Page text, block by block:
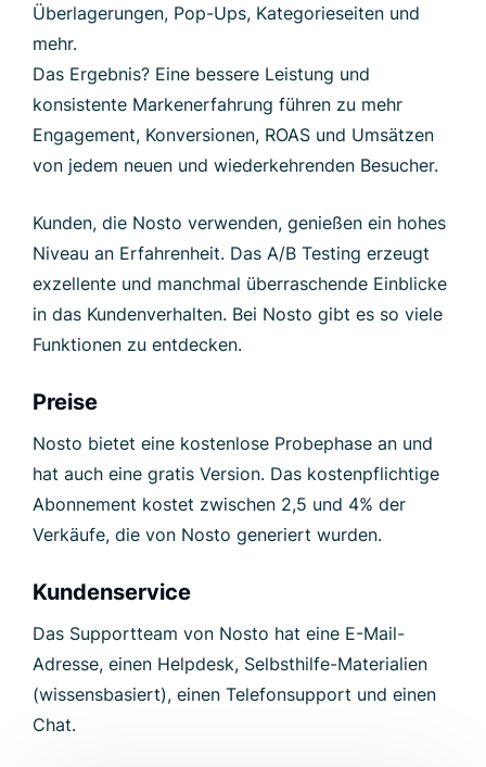
Überlagerungen, Pop-Ups, Kategorieseiten und
mehr.
Das Ergebnis? Eine bessere Leistung und
konsistente Markenerfahrung führen zu mehr
Engagement, Konversionen, ROAS und Umsätzen
von jedem neuen und wiederkehrenden Besucher.
Kunden, die Nosto verwenden, genießen ein hohes
Niveau an Erfahrenheit. Das A/B Testing erzeugt
exzellente und manchmal überraschende Einblicke
in das Kundenverhalten. Bei Nosto gibt es so viele
Funktionen zu entdecken.
Preise
Nosto bietet eine kostenlose Probephase an und
hat auch eine gratis Version. Das kostenpflichtige
Abonnement kostet zwischen 2,5 und 4% der
Verkäufe, die von Nosto generiert wurden.
Kundenservice
Das Supportteam von Nosto hat eine E-Mail-
Adresse, einen Helpdesk, Selbsthilfe-Materialien
(wissensbasiert), einen Telefonsupport und einen
Chat.